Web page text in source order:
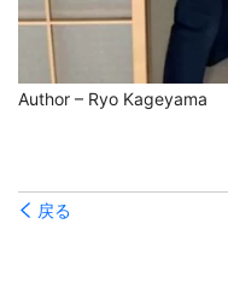
Author – Ryo Kageyama
戻る